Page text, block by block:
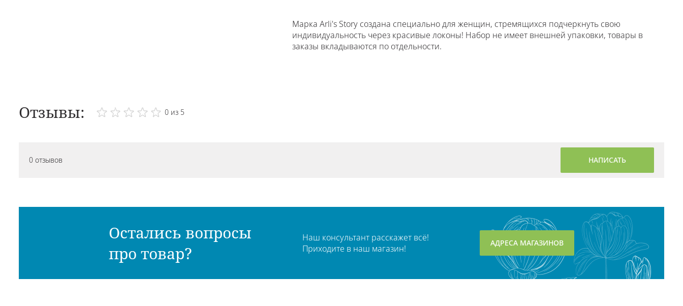
Марка Arli's Story создана специально для женщин, стремящихся подчеркнуть свою
индивидуальность через красивые локоны! Набор не имеет внешней упаковки, товары в
заказы вкладываются по отдельности.
Отзывы: 0 из 5
0 отзывов НАПИСАТЬ
Остались вопросы
про товар?
Наш консультант расскажет всё!
Приходите в наш магазин!
АДРЕСА МАГАЗИНОВ